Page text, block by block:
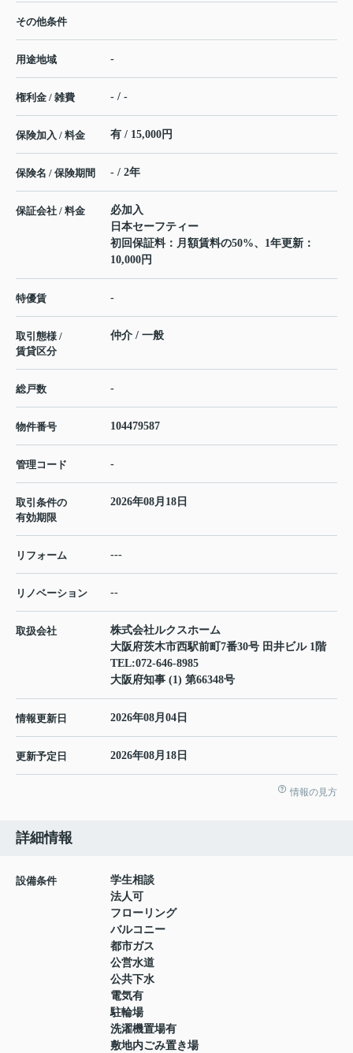
その他条件
用途地域 -
権利金 / 雑費 - / -
保険加入 / 料金 有 / 15,000円
保険名 / 保険期間 - / 2年
保証会社 / 料金
必加入
日本セーフティー
初回保証料：月額賃料の50%、1年更新：
10,000円
特優賃 -
取引態様 /
賃貸区分
仲介 / 一般
総戸数 -
物件番号 104479587
管理コード -
取引条件の
有効期限
2026年08月18日
リフォーム ---
リノベーション --
取扱会社
株式会社ルクスホーム
大阪府茨木市西駅前町7番30号 田井ビル 1階
TEL:072-646-8985
大阪府知事 (1) 第66348号
情報更新日 2026年08月04日
更新予定日 2026年08月18日
情報の見方
詳細情報
設備条件
学生相談
法人可
フローリング
バルコニー
都市ガス
公営水道
公共下水
電気有
駐輪場
洗濯機置場有
敷地内ごみ置き場